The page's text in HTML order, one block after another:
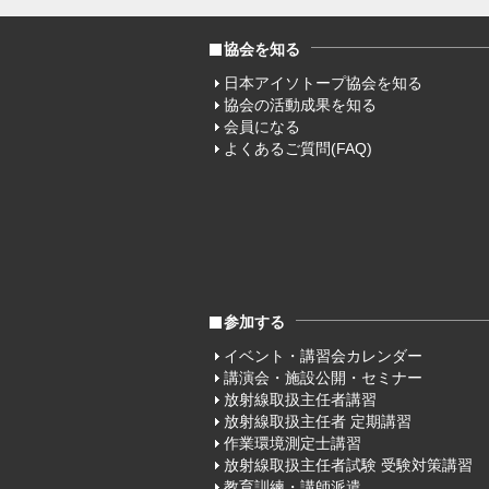
協会を知る
日本アイソトープ協会を知る
協会の活動成果を知る
会員になる
よくあるご質問(FAQ)
参加する
イベント・講習会カレンダー
講演会・施設公開・セミナー
放射線取扱主任者講習
放射線取扱主任者 定期講習
作業環境測定士講習
放射線取扱主任者試験 受験対策講習